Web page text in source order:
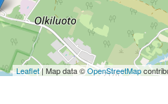
Leaflet| Map data ©OpenStreetMap